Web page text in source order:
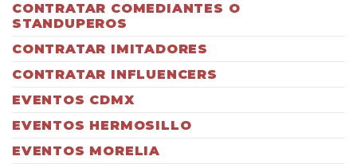
CONTRATAR COMEDIANTES O
STANDUPEROS
CONTRATAR IMITADORES
CONTRATAR INFLUENCERS
EVENTOS CDMX
EVENTOS HERMOSILLO
EVENTOS MORELIA